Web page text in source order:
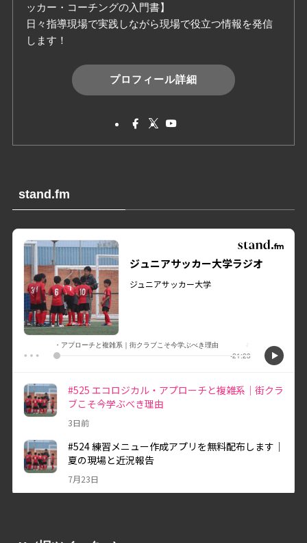
ッカー・コーチングの入門書】
日々指導現場で実践しながら現場で役立つ情報を発信
します！
プロフィール詳細
stand.fm